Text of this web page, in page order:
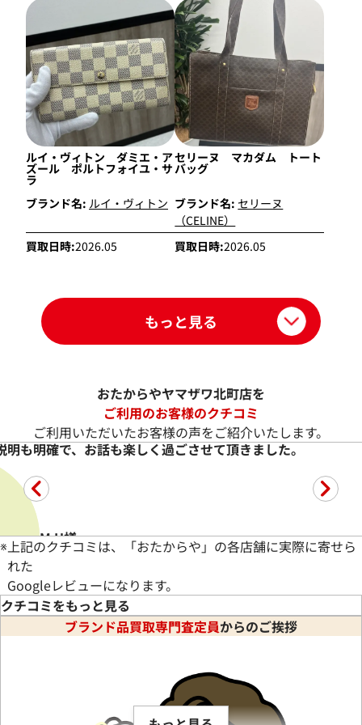
ルイ・ヴィトン ダミエ・ア
ズール ポルトフォイユ・サ
ラ
ブランド名: ルイ・ヴィトン
買取日時:2026.05
セリーヌ マカダム トート
バッグ
ブランド名: セリーヌ
（CELINE）
買取日時:2026.05
もっと見る
おたからやヤマザワ北町店を
ご利用のお客様のクチコミ
ご利用いただいたお客様の声をご紹介いたします。
満足の買い取りして頂きました
★★★★★
今回改めて、来店、シャネル、マトラッセ、ダイヤの指輪
続きを読む
※ 上記のクチコミは、「おたからや」の各店舗に実際に寄せら
れた
Googleレビューになります。
クチコミをもっと見る
ブランド品買取専門査定員からのご挨拶